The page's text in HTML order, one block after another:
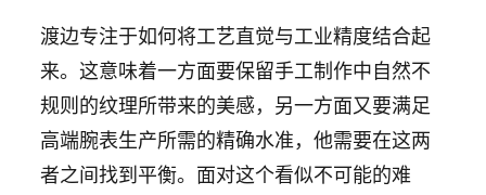
渡边专注于如何将工艺直觉与工业精度结合起
来。这意味着一方面要保留手工制作中自然不
规则的纹理所带来的美感，另一方面又要满足
高端腕表生产所需的精确水准，他需要在这两
者之间找到平衡。面对这个看似不可能的难